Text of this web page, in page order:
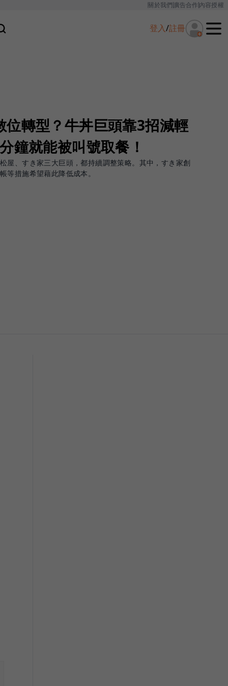
關於我們廣告合作內容授權
登入/註冊
轉型？牛丼巨頭靠3招減輕
鐘就能被叫號取餐！
屋、すき家三大巨頭，都持續調整策略。其中，すき家創
等措施希望藉此降低成本。